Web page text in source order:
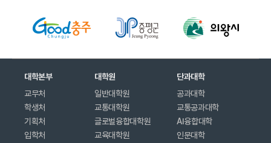
대학본부
교무처
학생처
기획처
입학처
대학원
일반대학원
교통대학원
글로벌융합대학원
교육대학원
단과대학
공과대학
교통공과대학
AI융합대학
인문대학